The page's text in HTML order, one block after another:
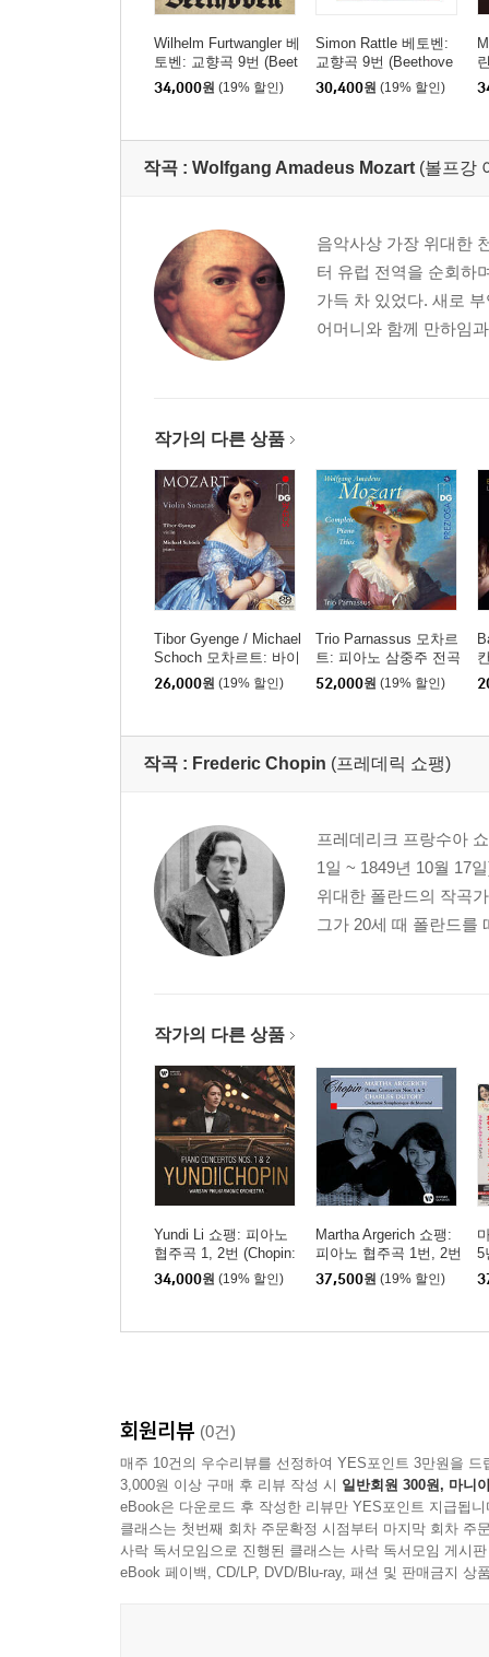
Wilhelm Furtwangler 베
토벤: 교향곡 9번 (Beet
hoven: Symphony No.
9) [UHQCD]
34,000원 (19% 할인)
Simon Rattle 베토벤:
교향곡 9번 (Beethove
n: Symphony No. 9) [H
QCD]
30,400원 (19% 할인)
작곡 : Wolfgang Amadeus Mozart (볼프강
음악사상 가장 위대한
터 유럽 전역을 순회하
가득 차 있었다. 새로
어머니와 함께 만하임
작가의 다른 상품
Tibor Gyenge / Michael
Schoch 모차르트: 바이
올린 소나타집 (Mozart:
Violin Sonatas) [SACD
26,000원 (19% 할인)
Trio Parnassus 모차르
트: 피아노 삼중주 전곡
(Mozart: Complete Pia
no Trios)
52,000원 (19% 할인)
작곡 : Frederic Chopin (프레데릭 쇼팽)
프레데리크 프랑수아
1일 ~ 1849년 10월 17
위대한 폴란드의 작곡
그가 20세 때 폴란드를
작가의 다른 상품
Yundi Li 쇼팽: 피아노
협주곡 1, 2번 (Chopin:
Piano Concertos Op. 1
1, 21) [UHQCD]
34,000원 (19% 할인)
Martha Argerich 쇼팽:
피아노 협주곡 1번, 2번
(Chopin: Piano Concert
os Nos. 1 & 2) [SACD
37,500원 (19% 할인)
5
회원리뷰 (0건)
매주 10건의 우수리뷰를 선정하여 YES포인트 3만원을 드
3,000원 이상 구매 후 리뷰 작성 시 일반회원 300원, 마니
eBook은 다운로드 후 작성한 리뷰만 YES포인트 지급됩니
클래스는 첫번째 회차 주문확정 시점부터 마지막 회차 주
사락 독서모임으로 진행된 클래스는 사락 독서모임 게시
eBook 페이백, CD/LP, DVD/Blu-ray, 패션 및 판매금지 상